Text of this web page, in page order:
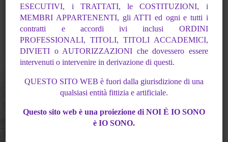
Noi è Io Sono One People La
Nazione
ESECUTIVI, i TRATTATI, le COSTITUZIONI, i
MEMBRI APPARTENENTI, gli ATTI ed ogni e tutti i
contratti e accordi ivi inclusi ORDINI
PROFESSIONALI, TITOLI, TITOLI ACCADEMICI,
DIVIETI o AUTORIZZAZIONI chedovessero essere
intervenuti o intervenire in derivazione di questi.
QUESTO SITO WEB è fuori dalla giurisdizione di una
qualsiasi entità fittizia e artificiale.
Questo sito web è una proiezione di NOI È IO SONO
è IO SONO.